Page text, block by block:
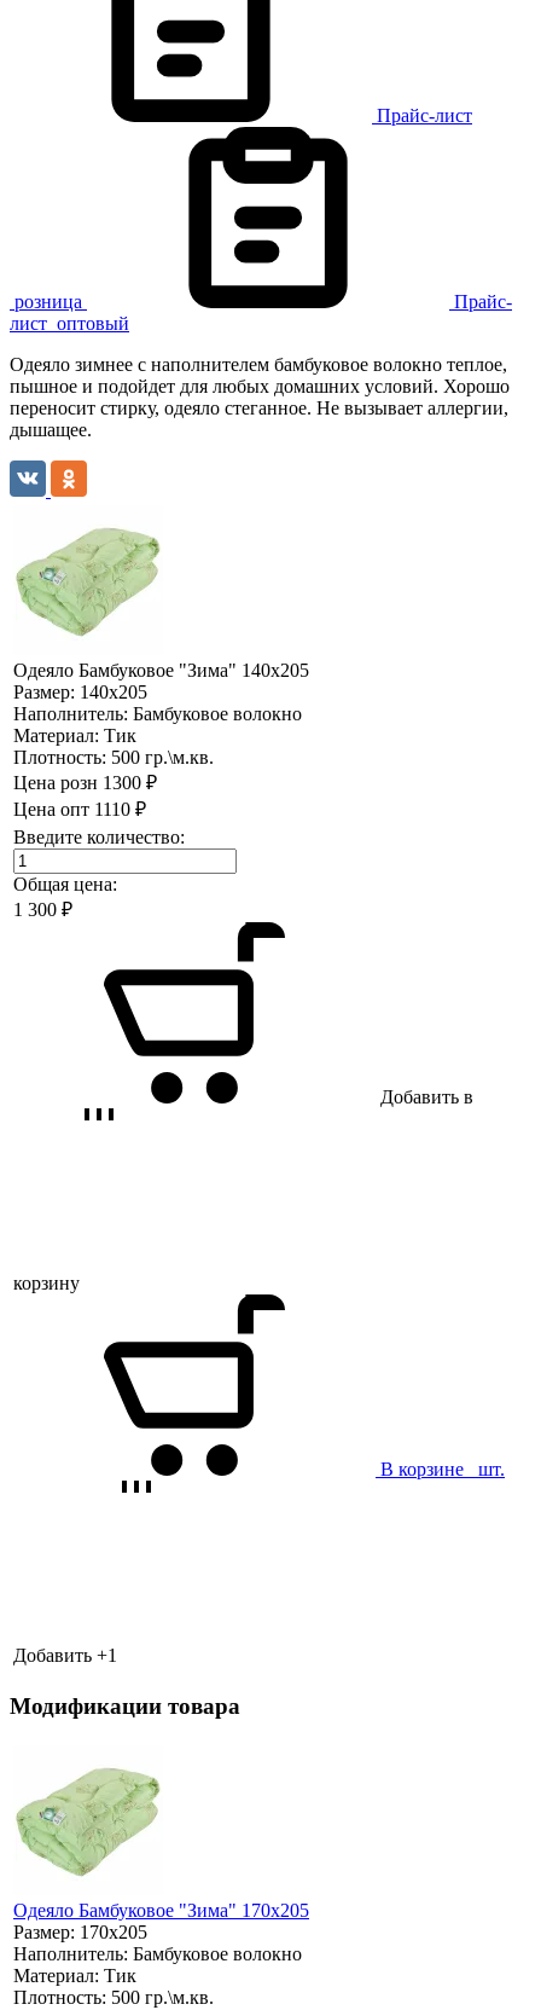
Прайс-лист
розница
Прайс-
лист оптовый
Одеяло зимнее с наполнителем бамбуковое волокно теплое,
пышное и подойдет для любых домашних условий. Хорошо
переносит стирку, одеяло стеганное. Не вызывает аллергии,
дышащее.
Одеяло Бамбуковое "Зима" 140х205
Размер: 140х205
Наполнитель: Бамбуковое волокно
Материал: Тик
Плотность: 500 гр.\м.кв.
Цена розн 1300 ₽
Цена опт 1110 ₽
Введите количество:
Общая цена:
1 300 ₽
Добавить в
корзину
В корзине шт.
Добавить +1
Модификации товара
Одеяло Бамбуковое "Зима" 170х205
Размер: 170х205
Наполнитель: Бамбуковое волокно
Материал: Тик
Плотность: 500 гр.\м.кв.